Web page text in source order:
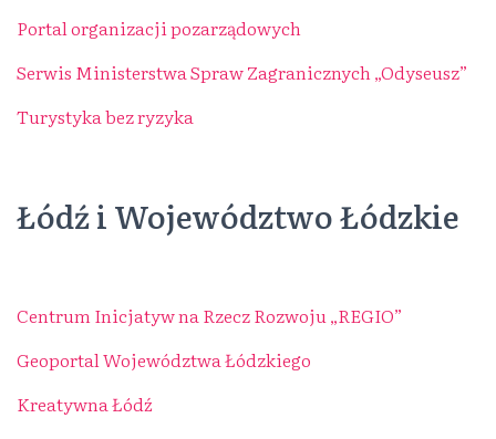
Portal organizacji pozarządowych
Serwis Ministerstwa Spraw Zagranicznych „Odyseusz”
Turystyka bez ryzyka
Łódź i Województwo Łódzkie
Centrum Inicjatyw na Rzecz Rozwoju „REGIO”
Geoportal Województwa Łódzkiego
Kreatywna Łódź